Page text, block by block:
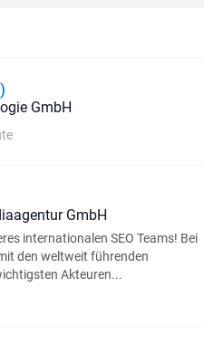
GmbH
GmbH
internationalen SEO Teams! Bei
den weltweit führenden
Akteuren...